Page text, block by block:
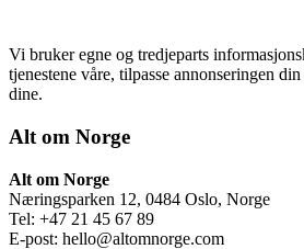
Vi bruker egne og tredjeparts
tjenestene våre, tilpasse annonseringen
dine.
Alt om Norge
Alt om Norge
Næringsparken 12, 0484 Oslo, Norge
Tel: +47 21 45 67 89
E-post: hello@altomnorge.com